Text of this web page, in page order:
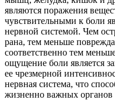
являются поражения
чувствительными к боли
нервной системой. Чем
рана, тем меньше
соответственно тем
ощущение боли является
ее чрезмерной
нервная система, что
жизненно важных органов